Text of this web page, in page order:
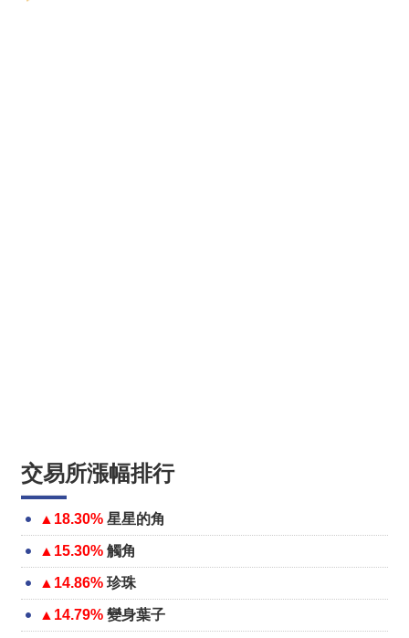
交易所漲幅排行
▲18.30% 星星的角
▲15.30% 觸角
▲14.86% 珍珠
▲14.79% 變身葉子